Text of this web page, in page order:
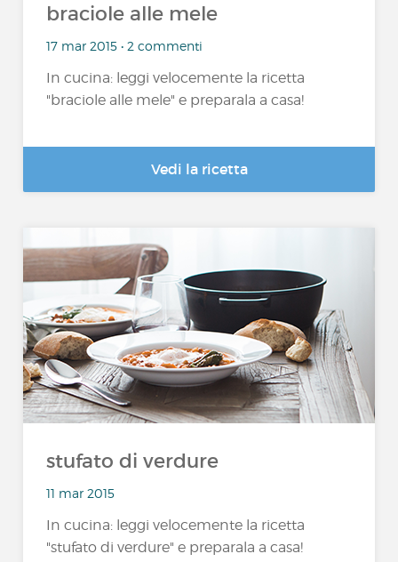
braciole alle mele
17 mar 2015 • 2 commenti
In cucina: leggi velocemente la ricetta
"braciole alle mele" e preparala a casa!
Vedi la ricetta
stufato di verdure
11 mar 2015
In cucina: leggi velocemente la ricetta
"stufato di verdure" e preparala a casa!